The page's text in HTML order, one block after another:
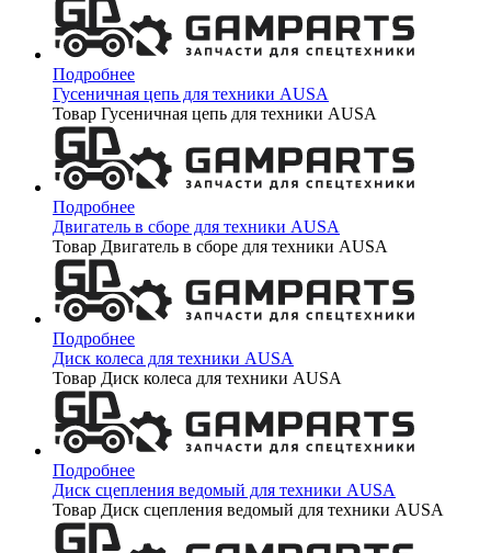
Подробнее
Гусеничная цепь для техники AUSA
Товар Гусеничная цепь для техники AUSA
Подробнее
Двигатель в сборе для техники AUSA
Товар Двигатель в сборе для техники AUSA
Подробнее
Диск колеса для техники AUSA
Товар Диск колеса для техники AUSA
Подробнее
Диск сцепления ведомый для техники AUSA
Товар Диск сцепления ведомый для техники AUSA